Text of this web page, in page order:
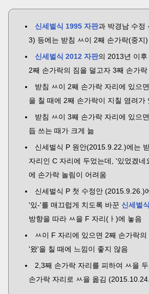
신세벌식 1995 자판과 박경남 수정
3) 등에는 받침 ㅆ이 2째 손가락(중지
신세벌식 2012 자판의 2013년 이
2째 손가락의 짐을 덜고자 3째 손가
받침 ㅆ이 2째 손가락 자리에 있으
을 칠 때에 2째 손가락이 지칠 염려가
받침 ㅆ이 3째 손가락 자리에 있으
듭 쓰는 때가 크게 늚
신세벌식 P 원안(2015.9.22.)에는
자리인 C 자리에 두었는데, '있었겠네
에 손가락 놀림이 어려움
신세벌식 P 첫 수정안 (2015.9.26.)
'있-'를 매끄럽게 치도록 바꾼 신세벌
방향을 따라 ㅆ을 F 자리(ㅏ)에 놓음
ㅆ이 F 자리에 있으면 2째 손가락의
'왔'을 칠 때에 느낌이 좋지 않음
2,3째 손가락 자리를 피하여 ㅆ을
손가락 자리로 ㅆ을 옮김